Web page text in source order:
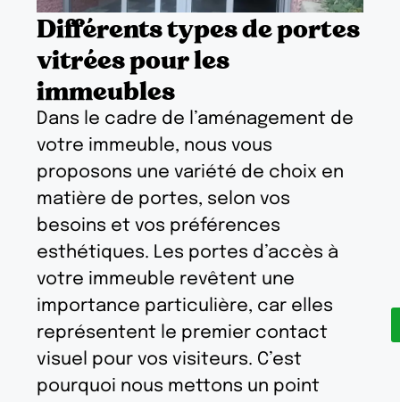
Différents types de portes
vitrées pour les
immeubles
Dans le cadre de l’aménagement de
votre immeuble, nous vous
proposons une variété de choix en
matière de portes, selon vos
besoins et vos préférences
esthétiques. Les portes d’accès à
votre immeuble revêtent une
importance particulière, car elles
représentent le premier contact
visuel pour vos visiteurs. C’est
pourquoi nous mettons un point